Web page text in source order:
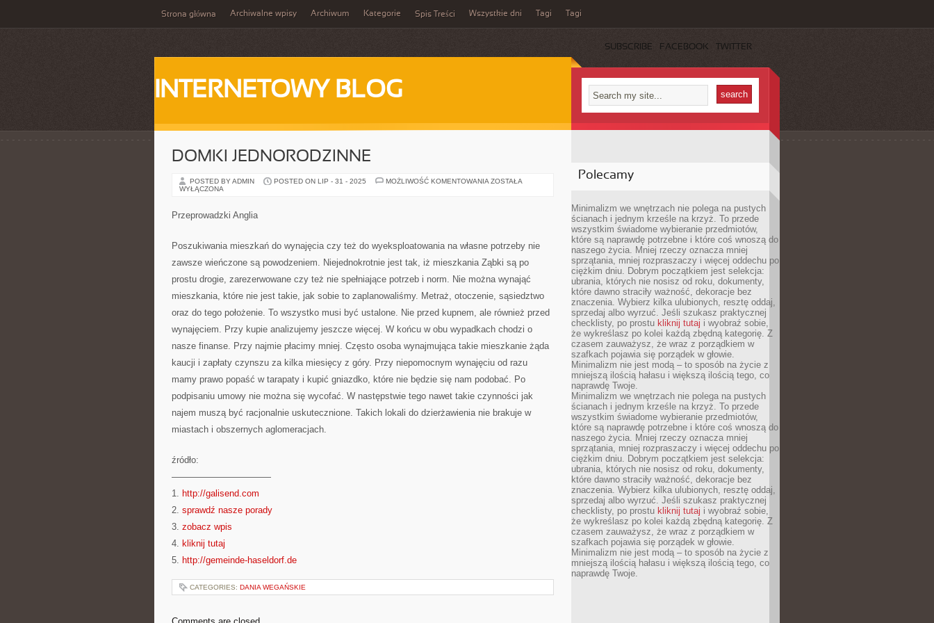
Strona główna Archiwalne wpisy Archiwum Kategorie Spis Treści Wszystkie dni Tagi Tagi
SUBSCRIBE FACEBOOK TWITTER
INTERNETOWY BLOG
DOMKI JEDNORODZINNE
POSTED BY ADMIN POSTED ON LIP - 31 - 2025 MOŻLIWOŚĆ KOMENTOWANIA DOMKI
ZOSTAŁA
WYŁĄCZONA
Przeprowadzki Anglia
Poszukiwania mieszkań do wynajęcia czy też do wyeksploatowania na własne potrzeby nie
zawsze wieńczone są powodzeniem. Niejednokrotnie jest tak, iż mieszkania Ząbki są po
prostu drogie, zarezerwowane czy też nie spełniające potrzeb i norm. Nie można wynająć
mieszkania, które nie jest takie, jak sobie to zaplanowaliśmy. Metraż, otoczenie, sąsiedztwo
oraz do tego położenie. To wszystko musi być ustalone. Nie przed kupnem, ale również przed
wynajęciem. Przy kupie analizujemy jeszcze więcej. W końcu w obu wypadkach chodzi o
nasze finanse. Przy najmie płacimy mniej. Często osoba wynajmująca takie mieszkanie żąda
kaucji i zapłaty czynszu za kilka miesięcy z góry. Przy niepomocnym wynajęciu od razu
mamy prawo popaść w tarapaty i kupić gniazdko, które nie będzie się nam podobać. Po
podpisaniu umowy nie można się wycofać. W następstwie tego nawet takie czynności jak
najem muszą być racjonalnie uskutecznione. Takich lokali do dzierżawienia nie brakuje w
miastach i obszernych aglomeracjach.
źródło:
———————————
1. http://galisend.com
2. sprawdź nasze porady
3. zobacz wpis
4. kliknij tutaj
5. http://gemeinde-haseldorf.de
CATEGORIES: DANIA WEGAŃSKIE
Polecamy
Minimalizm we wnętrzach nie polega na pustych
ścianach i jednym krześle na krzyż. To przede
wszystkim świadome wybieranie przedmiotów,
które są naprawdę potrzebne i które coś wnoszą do
naszego życia. Mniej rzeczy oznacza mniej
sprzątania, mniej rozpraszaczy i więcej oddechu po
ciężkim dniu. Dobrym początkiem jest selekcja:
ubrania, których nie nosisz od roku, dokumenty,
które dawno straciły ważność, dekoracje bez
znaczenia. Wybierz kilka ulubionych, resztę oddaj,
sprzedaj albo wyrzuć. Jeśli szukasz praktycznej
checklisty, po prostu kliknij tutaj i wyobraź sobie,
że wykreślasz po kolei każdą zbędną kategorię. Z
czasem zauważysz, że wraz z porządkiem w
szafkach pojawia się porządek w głowie.
Minimalizm nie jest modą – to sposób na życie z
mniejszą ilością hałasu i większą ilością tego, co
naprawdę Twoje.
Minimalizm we wnętrzach nie polega na pustych
ścianach i jednym krześle na krzyż. To przede
wszystkim świadome wybieranie przedmiotów,
które są naprawdę potrzebne i które coś wnoszą do
naszego życia. Mniej rzeczy oznacza mniej
sprzątania, mniej rozpraszaczy i więcej oddechu po
ciężkim dniu. Dobrym początkiem jest selekcja:
ubrania, których nie nosisz od roku, dokumenty,
które dawno straciły ważność, dekoracje bez
znaczenia. Wybierz kilka ulubionych, resztę oddaj,
sprzedaj albo wyrzuć. Jeśli szukasz praktycznej
checklisty, po prostu kliknij tutaj i wyobraź sobie,
że wykreślasz po kolei każdą zbędną kategorię. Z
czasem zauważysz, że wraz z porządkiem w
szafkach pojawia się porządek w głowie.
Minimalizm nie jest modą – to sposób na życie z
mniejszą ilością hałasu i większą ilością tego, co
naprawdę Twoje.